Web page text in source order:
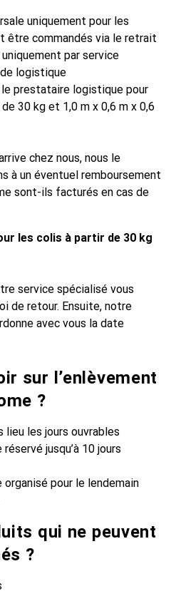
uniquement pour les
être commandés via le retrait
par service
logistique
le prestataire logistique pour
30 kg et 1,0 m x 0,6 m x 0,6
chez nous, nous le
à un éventuel remboursement
sont-ils facturés en cas de
les colis à partir de 30 kg
service spécialisé vous
de retour. Ensuite, notre
avec vous la date
sur l’enlèvement
?
lieu les jours ouvrables
jusqu’à 10 jours
organisé pour le lendemain
qui ne peuvent
?